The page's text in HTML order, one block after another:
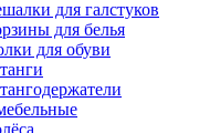
для галстуков
для белья
для обуви